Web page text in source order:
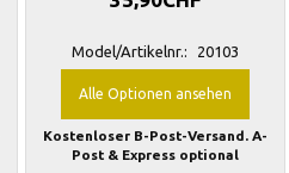
Model/Artikelnr.: 20103
Alle Optionen ansehen
Kostenloser B-Post-Versand. A-
Post & Express optional